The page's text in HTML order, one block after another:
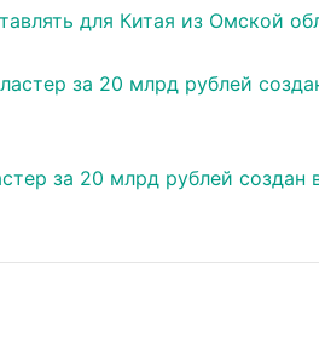
для Китая из Омской
за 20 млрд рублей создан